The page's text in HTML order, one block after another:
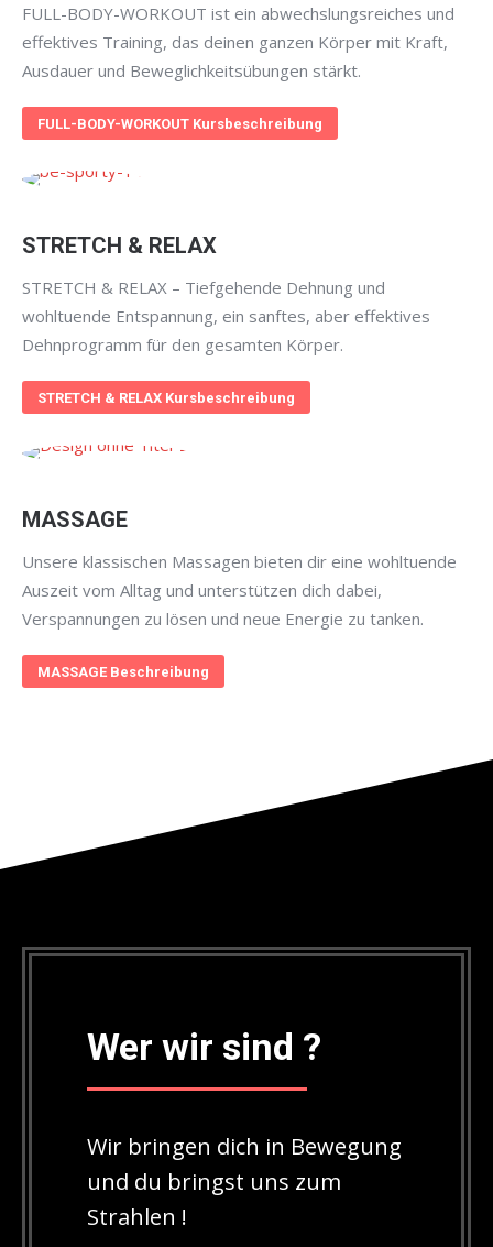
FULL-BODY-WORKOUT ist ein abwechslungsreiches und
effektives Training, das deinen ganzen Körper mit Kraft,
Ausdauer und Beweglichkeitsübungen stärkt.
FULL-BODY-WORKOUT Kursbeschreibung
STRETCH & RELAX
STRETCH & RELAX – Tiefgehende Dehnung und
wohltuende Entspannung, ein sanftes, aber effektives
Dehnprogramm für den gesamten Körper.
STRETCH & RELAX Kursbeschreibung
MASSAGE
Unsere klassischen Massagen bieten dir eine wohltuende
Auszeit vom Alltag und unterstützen dich dabei,
Verspannungen zu lösen und neue Energie zu tanken.
MASSAGE Beschreibung
Wer wir sind ?
Wir bringen dich in Bewegung
und du bringst uns zum
Strahlen !